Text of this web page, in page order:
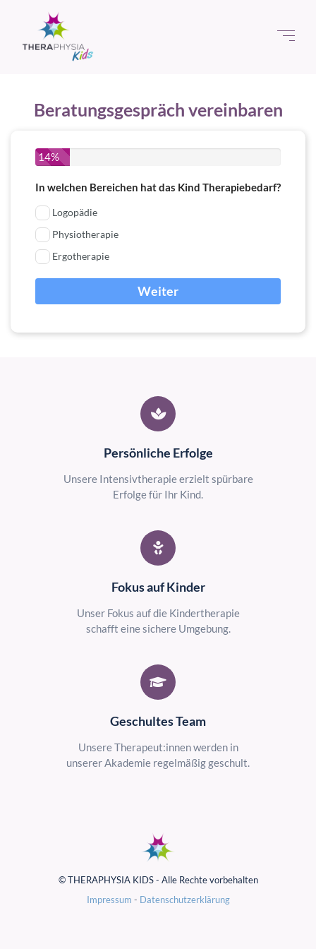
Beratungsgespräch vereinbaren
14%
In welchen Bereichen hat das Kind Therapiebedarf?
Logopädie
Physiotherapie
Ergotherapie
Weiter
Persönliche Erfolge
Unsere Intensivtherapie erzielt spürbare
Erfolge für Ihr Kind.
Fokus auf Kinder
Unser Fokus auf die Kindertherapie
schafft eine sichere Umgebung.
Geschultes Team
Unsere Therapeut:innen werden in
unserer Akademie regelmäßig geschult.
© THERAPHYSIA KIDS - Alle Rechte vorbehalten
Impressum - Datenschutzerklärung